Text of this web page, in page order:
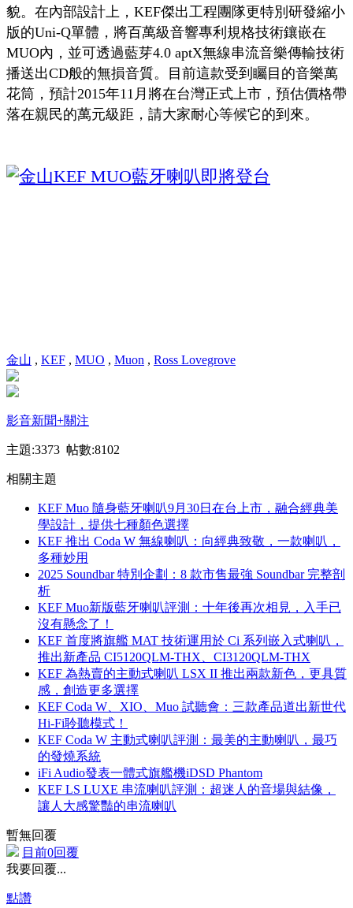
貌。在內部設計上，KEF傑出工程團隊更特別研發縮小
版的Uni-Q單體，將百萬級音響專利規格技術鑲嵌在
MUO內，並可透過藍芽4.0 aptX無線串流音樂傳輸技術
播送出CD般的無損音質。目前這款受到矚目的音樂萬
花筒，預計2015年11月將在台灣正式上市，預估價格帶
落在親民的萬元級距，請大家耐心等候它的到來。
金山 , KEF , MUO , Muon , Ross Lovegrove
影音新聞+關注
主題:3373 帖數:8102
相關主題
KEF Muo 隨身藍牙喇叭9月30日在台上市，融合經典美
學設計，提供七種顏色選擇
KEF 推出 Coda W 無線喇叭：向經典致敬，一款喇叭，
多種妙用
2025 Soundbar 特別企劃：8 款市售最強 Soundbar 完整剖
析
KEF Muo新版藍牙喇叭評測：十年後再次相見，入手已
沒有懸念了！
KEF 首度將旗艦 MAT 技術運用於 Ci 系列嵌入式喇叭，
推出新產品 CI5120QLM-THX、CI3120QLM-THX
KEF 為熱賣的主動式喇叭 LSX II 推出兩款新色，更具質
感，創造更多選擇
KEF Coda W、XIO、Muo 試聽會：三款產品道出新世代
Hi-Fi聆聽模式！
KEF Coda W 主動式喇叭評測：最美的主動喇叭，最巧
的發燒系統
iFi Audio發表一體式旗艦機iDSD Phantom
KEF LS LUXE 串流喇叭評測：超迷人的音場與結像，
讓人大感驚豔的串流喇叭
暫無回覆
目前0回覆
我要回覆...
點讚